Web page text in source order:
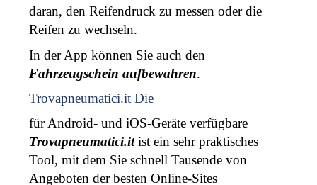
daran, den Reifendruck zu messen oder die
Reifen zu wechseln.
In der App können Sie auch den
Fahrzeugschein aufbewahren.
Trovapneumatici.it Die
für Android- und iOS-Geräte verfügbare
Trovapneumatici.it ist ein sehr praktisches
Tool, mit dem Sie schnell Tausende von
Angeboten der besten Online-Sites